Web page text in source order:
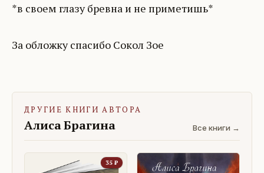
*в своем глазу бревна и не приметишь*
За обложку спасибо Сокол Зое
ДРУГИЕ КНИГИ АВТОРА
Алиса Брагина Все книги →
35 ₽